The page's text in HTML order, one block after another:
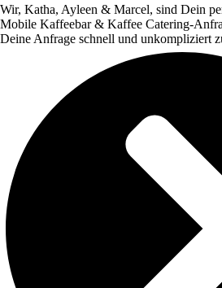
Wir, Katha, Ayleen & Marcel, sind Dein
Mobile Kaffeebar & Kaffee Catering-
Deine Anfrage schnell und unkompliziert